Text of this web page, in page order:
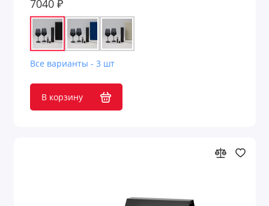
7040 ₽
Все варианты - 3 шт
В корзину